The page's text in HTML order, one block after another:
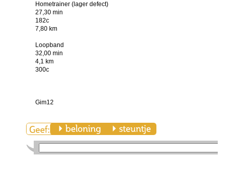
Hometrainer (lager defect)
27,30 min
182c
7,80 km
Loopband
32,00 min
4,1 km
300c
Gim12